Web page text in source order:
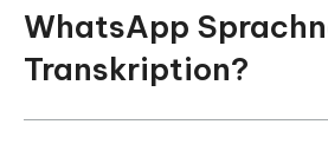
WhatsApp
Transkription?